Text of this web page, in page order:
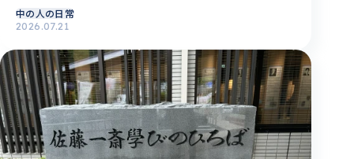
中の人の日常
2026.07.21